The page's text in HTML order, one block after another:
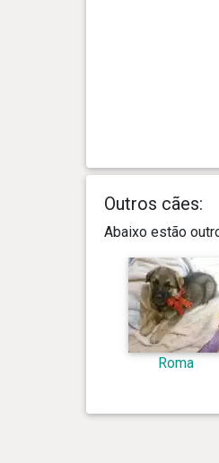
Outros cães:
Abaixo estão
Roma